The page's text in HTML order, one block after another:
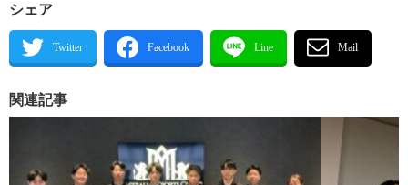
シェア
関連記事